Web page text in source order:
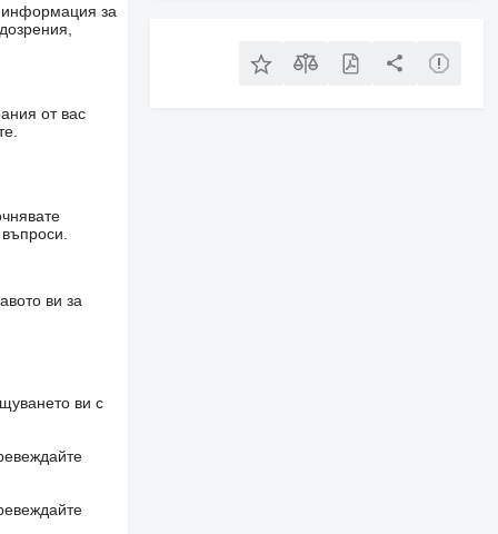
информация за
от вас
ви за
ви с